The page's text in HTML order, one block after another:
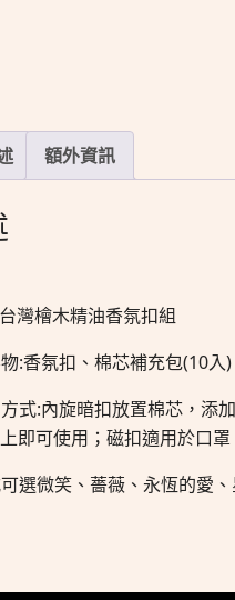
額外資訊
灣檜木精油香氛扣組
:香氛扣、棉芯補充包(10入
式:內旋暗扣放置棉芯，添
即可使用；磁扣適用於口
選微笑、薔薇、永恆的愛